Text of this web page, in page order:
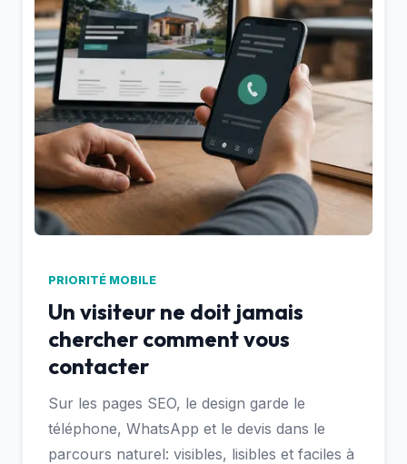
PRIORITÉ MOBILE
Un visiteur ne doit jamais
chercher comment vous
contacter
Sur les pages SEO, le design garde le
téléphone, WhatsApp et le devis dans le
parcours naturel: visibles, lisibles et faciles à